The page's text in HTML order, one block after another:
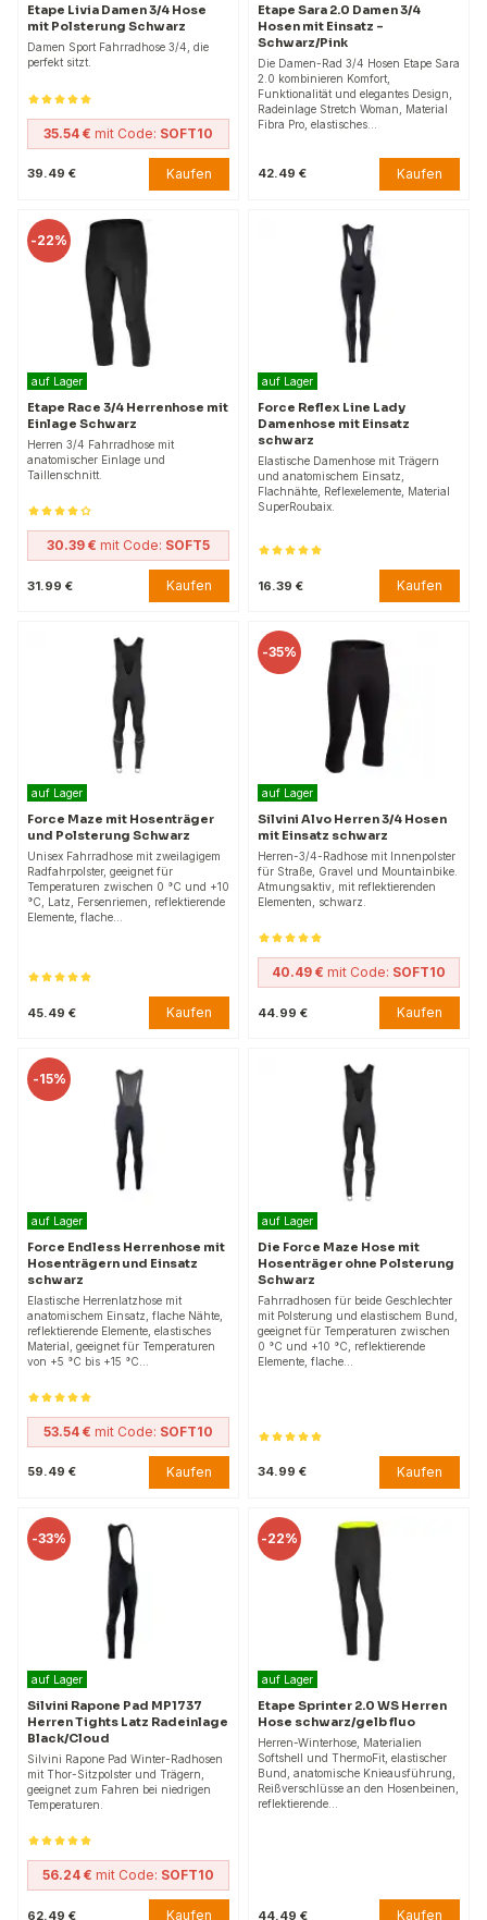
Etape Livia Damen 3/4 Hose
mit Polsterung Schwarz
Damen Sport Fahrradhose 3/4, die
perfekt sitzt.
35.54 € mit Code: SOFT10
39.49 € Kaufen
Etape Sara 2.0 Damen 3/4
Hosen mit Einsatz –
Schwarz/Pink
Die Damen-Rad 3/4 Hosen Etape Sara
2.0 kombinieren Komfort,
Funktionalität und elegantes Design,
Radeinlage Stretch Woman, Material
Fibra Pro, elastisches…
42.49 € Kaufen
-22%
auf Lager
Etape Race 3/4 Herrenhose mit
Einlage Schwarz
Herren 3/4 Fahrradhose mit
anatomischer Einlage und
Taillenschnitt.
30.39 € mit Code: SOFT5
31.99 € Kaufen
auf Lager
Force Reflex Line Lady
Damenhose mit Einsatz
schwarz
Elastische Damenhose mit Trägern
und anatomischem Einsatz,
Flachnähte, Reflexelemente, Material
SuperRoubaix.
16.39 € Kaufen
auf Lager
Force Maze mit Hosenträger
und Polsterung Schwarz
Unisex Fahrradhose mit zweilagigem
Radfahrpolster, geeignet für
Temperaturen zwischen 0 °C und +10
°C, Latz, Fersenriemen, reflektierende
Elemente, flache…
45.49 € Kaufen
-35%
auf Lager
Silvini Alvo Herren 3/4 Hosen
mit Einsatz schwarz
Herren-3/4-Radhose mit Innenpolster
für Straße, Gravel und Mountainbike.
Atmungsaktiv, mit reflektierenden
Elementen, schwarz.
40.49 € mit Code: SOFT10
44.99 € Kaufen
-15%
auf Lager
Force Endless Herrenhose mit
Hosenträgern und Einsatz
schwarz
Elastische Herrenlatzhose mit
anatomischem Einsatz, flache Nähte,
reflektierende Elemente, elastisches
Material, geeignet für Temperaturen
von +5 °C bis +15 °C…
53.54 € mit Code: SOFT10
59.49 € Kaufen
auf Lager
Die Force Maze Hose mit
Hosenträger ohne Polsterung
Schwarz
Fahrradhosen für beide Geschlechter
mit Polsterung und elastischem Bund,
geeignet für Temperaturen zwischen
0 °C und +10 °C, reflektierende
Elemente, flache…
34.99 € Kaufen
-33%
auf Lager
Silvini Rapone Pad MP1737
Herren Tights Latz Radeinlage
Black/Cloud
Silvini Rapone Pad Winter-Radhosen
mit Thor-Sitzpolster und Trägern,
geeignet zum Fahren bei niedrigen
Temperaturen.
56.24 € mit Code: SOFT10
62.49 € Kaufen
-22%
auf Lager
Etape Sprinter 2.0 WS Herren
Hose schwarz/gelb fluo
Herren-Winterhose, Materialien
Softshell und ThermoFit, elastischer
Bund, anatomische Knieausführung,
Reißverschlüsse an den Hosenbeinen,
reflektierende…
44.49 € Kaufen